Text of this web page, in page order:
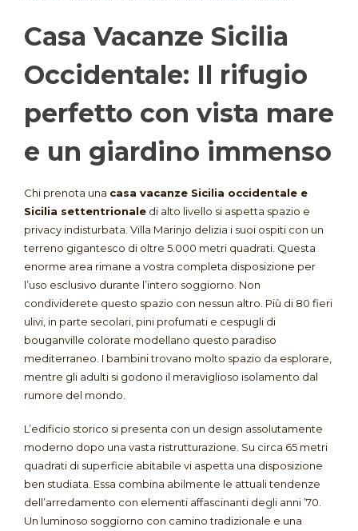
Casa Vacanze Sicilia
Occidentale: Il rifugio
perfetto con vista mare
e un giardino immenso
Chi prenota una casa vacanze Sicilia occidentale e
Sicilia settentrionale di alto livello si aspetta spazio e
privacy indisturbata. Villa Marinjo delizia i suoi ospiti con un
terreno gigantesco di oltre 5.000 metri quadrati . Questa
enorme area rimane a vostra completa disposizione per
l’uso esclusivo durante l’intero soggiorno . Non
condividerete questo spazio con nessun altro . Più di 80 fieri
ulivi, in parte secolari, pini profumati e cespugli di
bouganville colorate modellano questo paradiso
mediterraneo . I bambini trovano molto spazio da esplorare,
mentre gli adulti si godono il meraviglioso isolamento dal
rumore del mondo
L’edificio storico si presenta con un design assolutamente
moderno dopo una vasta ristrutturazione. Su circa 65 metri
quadrati di superficie abitabile vi aspetta una disposizione
ben studiata. Essa combina abilmente le attuali tendenze
dell’arredamento con elementi affascinanti degli anni ’70.
Un luminoso soggiorno con camino tradizionale e una